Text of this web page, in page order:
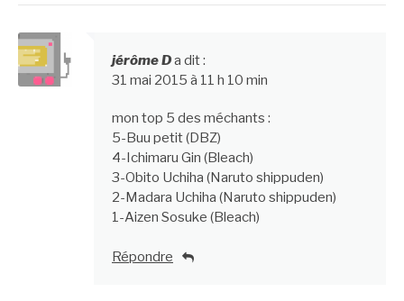
jérôme Da dit :
31 mai 2015 à 11 h 10 min
mon top 5 des méchants :
5-Buu petit (DBZ)
4-Ichimaru Gin (Bleach)
3-Obito Uchiha (Naruto shippuden)
2-Madara Uchiha (Naruto shippuden)
1-Aizen Sosuke (Bleach)
Répondre